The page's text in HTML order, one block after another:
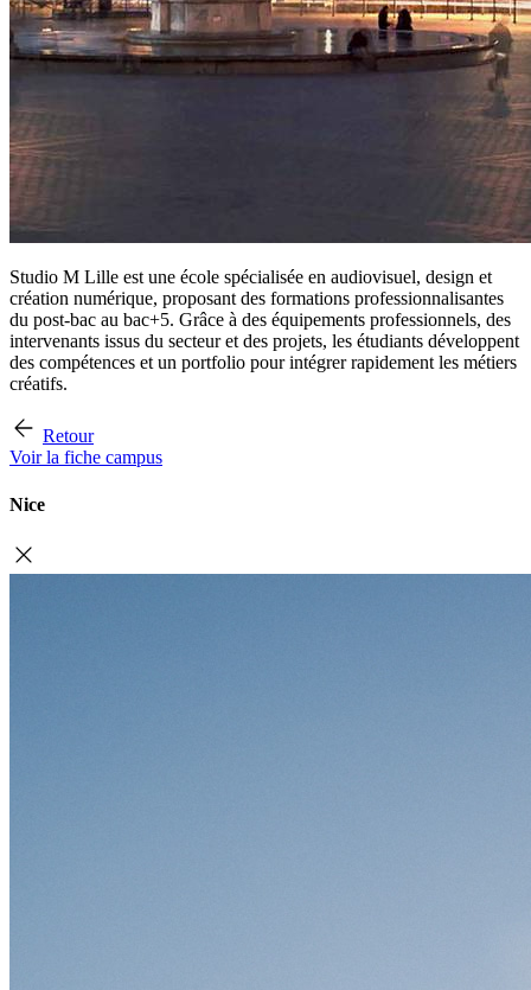
Studio M Lille est une école spécialisée en audiovisuel, design et
création numérique, proposant des formations professionnalisantes
du post-bac au bac+5. Grâce à des équipements professionnels, des
intervenants issus du secteur et des projets, les étudiants développent
des compétences et un portfolio pour intégrer rapidement les métiers
créatifs.
Retour
Voir la fiche campus
Nice